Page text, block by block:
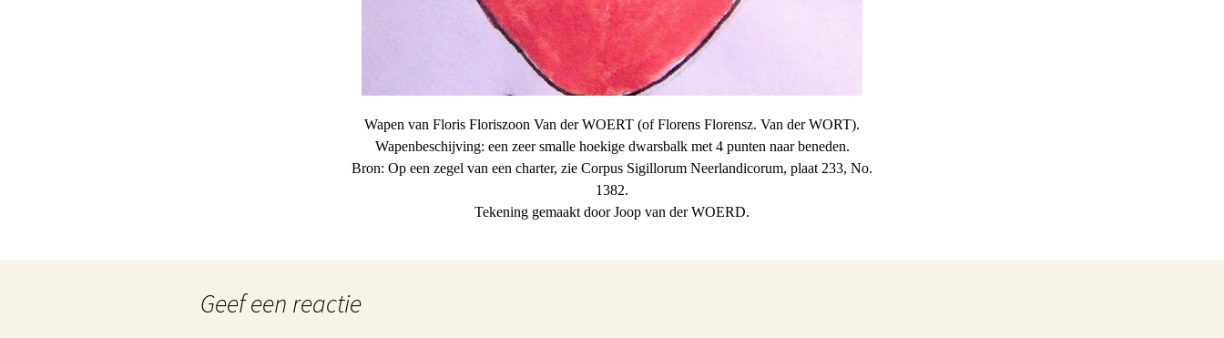
Wapen van Floris Floriszoon Van der WOERT (of Florens Florensz. Van der WORT).
Wapenbeschijving: een zeer smalle hoekige dwarsbalk met 4 punten naar beneden.
Bron: Op een zegel van een charter, zie Corpus Sigillorum Neerlandicorum, plaat 233, No.
1382.
Tekening gemaakt door Joop van der WOERD.
Geef een reactie